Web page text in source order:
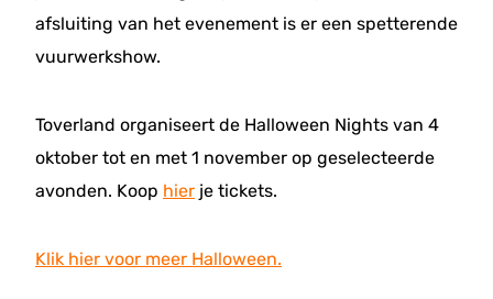
afsluiting van het evenement is er een spetterende
vuurwerkshow.
Toverland organiseert de Halloween Nights van 4
oktober tot en met 1 november op geselecteerde
avonden. Koop hier je tickets.
Klik hier voor meer Halloween.